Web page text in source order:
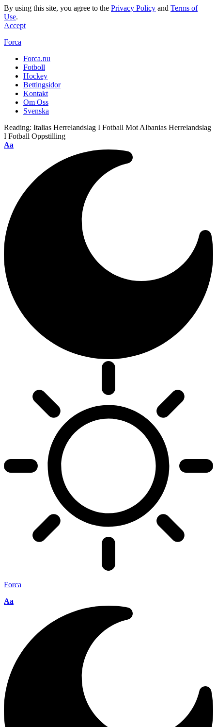
By using this site, you agree to the Privacy Policy and Terms of
Use.
Accept
Forca
Forca.nu
Fotboll
Hockey
Bettingsidor
Kontakt
Om Oss
Svenska
Reading: Italias Herrelandslag I Fotball Mot Albanias Herrelandslag
I Fotball Oppstilling
Aa
Forca
Aa